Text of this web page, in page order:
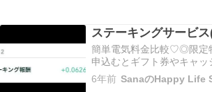
ステーキングサービ
簡単電気料金比較♡◎限定
申込むとギフト券やキャ
んこんにちは！ ステーキ
から約1ヶ月が経ちました
6年前 SanaのHappy Life